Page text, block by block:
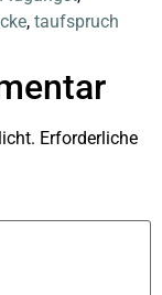
, taufspruch
Erforderliche